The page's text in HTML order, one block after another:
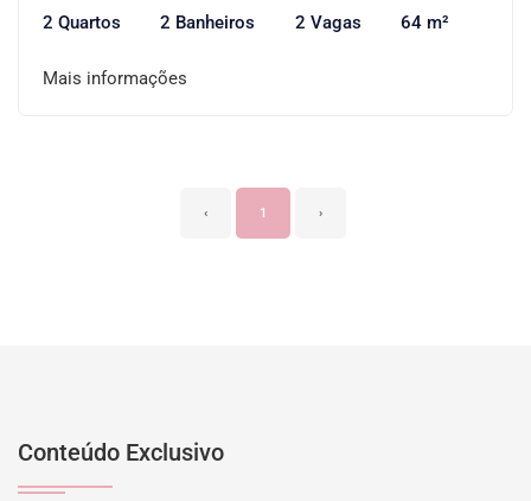
2 Quartos 2 Banheiros 2 Vagas 64 m²
Mais informações
‹ 1 ›
Conteúdo Exclusivo